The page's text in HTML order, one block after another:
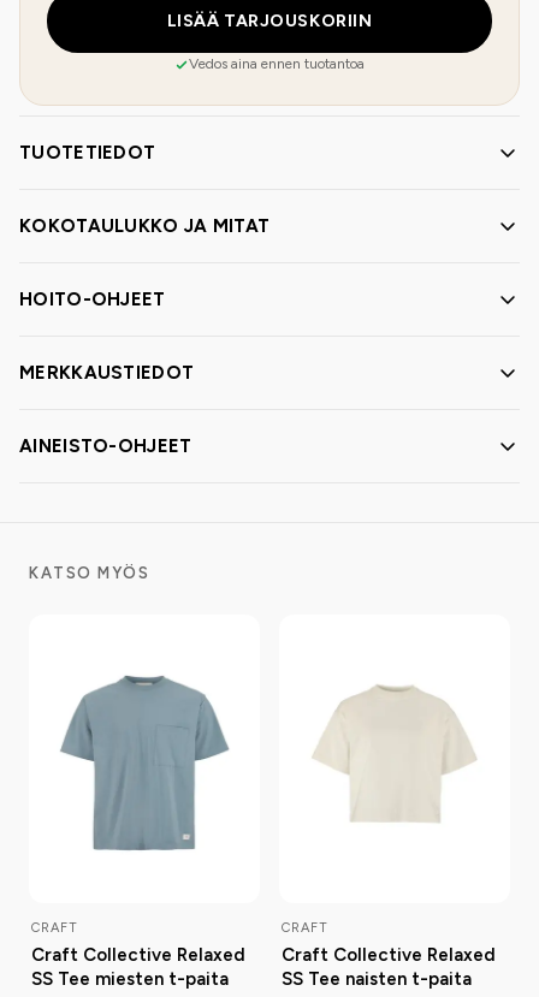
LISÄÄ TARJOUSKORIIN
Vedos aina ennen tuotantoa
TUOTETIEDOT
KOKOTAULUKKO JA MITAT
HOITO-OHJEET
MERKKAUSTIEDOT
AINEISTO-OHJEET
KATSO MYÖS
CRAFT
Craft Collective Relaxed
SS Tee miesten t-paita
CRAFT
Craft Collective Relaxed
SS Tee naisten t-paita